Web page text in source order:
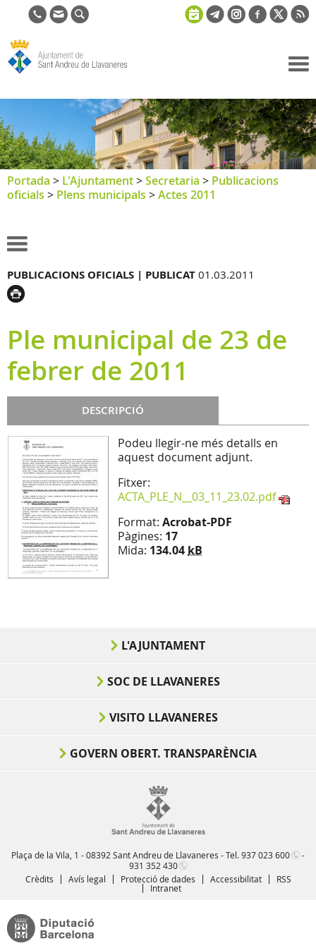
de Sant
Andreu de
Llavaneres
Portada > L'Ajuntament>Secretaria > Publicacions
oficials > Plens municipals >Actes 2011
PUBLICACIONS OFICIALS | PUBLICAT 01.03.2011
Ple municipal de 23 de
febrer de 2011
DESCRIPCIÓ
Podeu llegir-ne més detalls en
aquest document adjunt.
Fitxer:
ACTA_PLE_N__03_11_23.02.pdf
Format: Acrobat-PDF
Pàgines: 17
Mida: 134.04 kB
L'AJUNTAMENT
SOC DE LLAVANERES
VISITO LLAVANERES
GOVERN OBERT. TRANSPARÈNCIA
Plaça de la Vila, 1 - 08392 Sant Andreu de Llavaneres - Tel.937 023 600
-
931 352 430
Crèdits
Avís legal Protecció de dades Accessibilitat
RSS
Intranet